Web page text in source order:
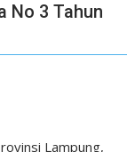
No 3 Tahun
Lampung,